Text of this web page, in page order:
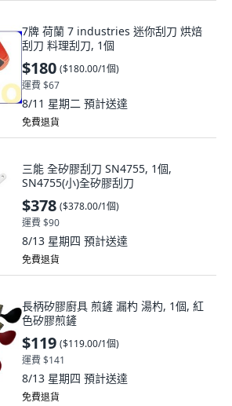
7牌 荷蘭 7 industries 迷你刮刀 烘焙
刮刀 料理刮刀, 1個
$180 ($180.00/1個)
運費 $67
8/11 星期二 預計送達
免費退貨
三能 全矽膠刮刀 SN4755, 1個,
SN4755(小)全矽膠刮刀
$378 ($378.00/1個)
運費 $90
8/13 星期四 預計送達
免費退貨
長柄矽膠廚具 煎鏟 漏杓 湯杓, 1個, 紅
色矽膠煎鏟
$119 ($119.00/1個)
運費 $141
8/13 星期四 預計送達
免費退貨